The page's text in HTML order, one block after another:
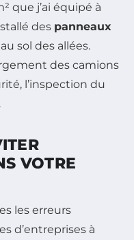
que j’ai équipé à
des panneaux
sol des allées.
des camions
l’inspection du
VOTRE
les erreurs
d’entreprises à